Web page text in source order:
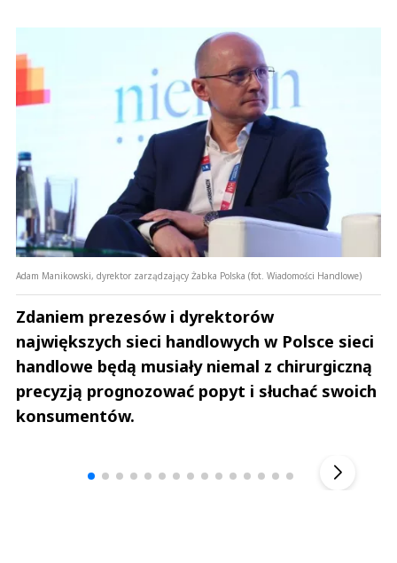
Adam Manikowski, dyrektor zarządzający Żabka Polska (fot. Wiadomości Handlowe)
Zdaniem prezesów i dyrektorów
największych sieci handlowych w Polsce sieci
handlowe będą musiały niemal z chirurgiczną
precyzją prognozować popyt i słuchać swoich
konsumentów.